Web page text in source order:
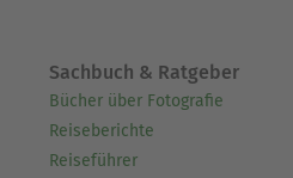
Sachbuch & Ratgeber
Bücher über Fotografie
Reiseberichte
Reiseführer